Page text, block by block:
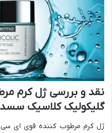
نقد و بررسی ژل کرم
گلیکولیک کلاسیک
ژل کرم مرطوب کننده قوی ای